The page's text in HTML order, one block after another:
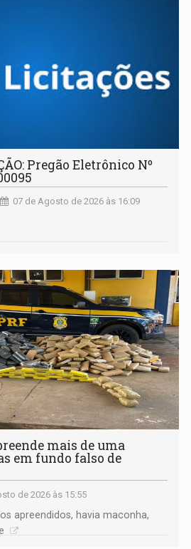
Pregão Eletrônico Nº
07 de Agosto de 2026 às 16:09
mais de uma
em fundo falso de
de 2026 às 15:55
apreendidos, havia maconha,